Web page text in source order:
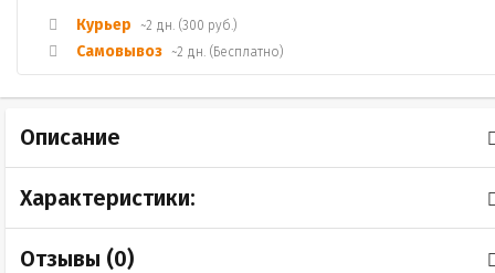
Курьер ~2 дн. (300 руб.)
Самовывоз ~2 дн. (Бесплатно)
Описание
Характеристики:
Отзывы (0)